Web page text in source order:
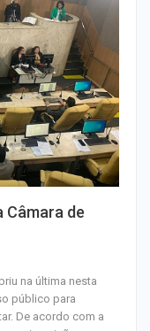
de
na última nesta
público para
De acordo com a